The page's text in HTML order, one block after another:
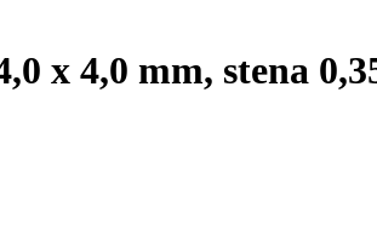
x 4,0 mm, stena